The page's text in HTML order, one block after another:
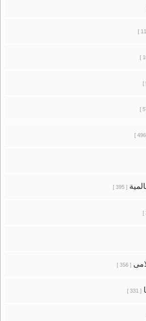
[ 395 ]
[ 356 ]
[ 331 ]